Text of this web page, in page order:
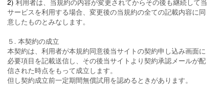
2) 利用者は、当規約の内容が変更されてからその後も継続して当
サービスを利用する場合、変更後の当規約の全ての記載内容に同
意したものとみなします。
５. 本契約の成立
本契約は、利用者が本規約同意後当サイトの契約申し込み画面に
必要項目を記載送信し、その後当サイトより契約承認メールが配
信された時点をもって成立します。
但し契約成立前一定期間無償試用を認めるときがあります。